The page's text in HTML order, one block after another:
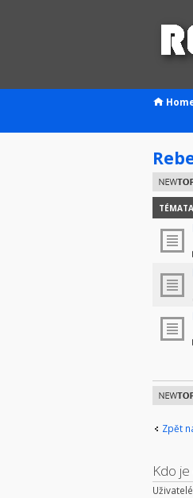
Odeslat
téma
TÉMATA
Odeslat
téma
Zpět
Kdo